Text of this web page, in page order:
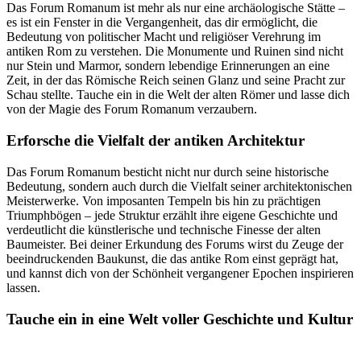
Das Forum Romanum ist mehr als nur eine archäologische Stätte –
es ist ein Fenster in die Vergangenheit, das dir ermöglicht, die
Bedeutung von politischer Macht und religiöser Verehrung im
antiken Rom zu verstehen. Die Monumente und Ruinen sind nicht
nur Stein und Marmor, sondern lebendige Erinnerungen an eine
Zeit, in der das Römische Reich seinen Glanz und seine Pracht zur
Schau stellte. Tauche ein in die Welt der alten Römer und lasse dich
von der Magie des Forum Romanum verzaubern.
Erforsche die Vielfalt der antiken Architektur
Das Forum Romanum besticht nicht nur durch seine historische
Bedeutung, sondern auch durch die Vielfalt seiner architektonischen
Meisterwerke. Von imposanten Tempeln bis hin zu prächtigen
Triumphbögen – jede Struktur erzählt ihre eigene Geschichte und
verdeutlicht die künstlerische und technische Finesse der alten
Baumeister. Bei deiner Erkundung des Forums wirst du Zeuge der
beeindruckenden Baukunst, die das antike Rom einst geprägt hat,
und kannst dich von der Schönheit vergangener Epochen inspirieren
lassen.
Tauche ein in eine Welt voller Geschichte und Kultur